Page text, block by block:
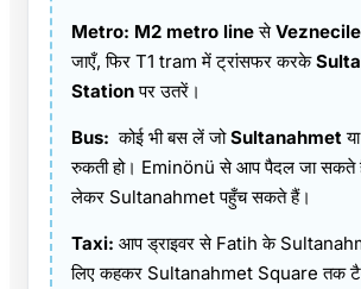
Metro: M2 metro lineसे
जाएँ, फिर T1 tram में ट्रांसफर करके
Stationपर उतरें।
Bus: कोई भी बस लें जोSultanahmetया
रुकती हो। Eminönü से आप पैदल जा सकते
लेकर Sultanahmet पहुँच सकते हैं।
Taxi: आप ड्राइवर से Fatih के
लिए कहकर Sultanahmet Square तक